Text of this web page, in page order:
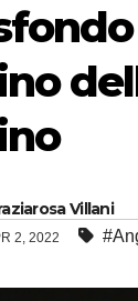
Villani
2, 2022